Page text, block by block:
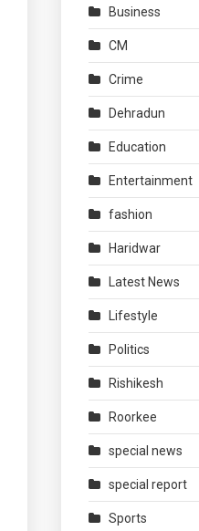
Business
CM
Crime
Dehradun
Education
Entertainment
fashion
Haridwar
Latest News
Lifestyle
Politics
Rishikesh
Roorkee
special news
special report
Sports